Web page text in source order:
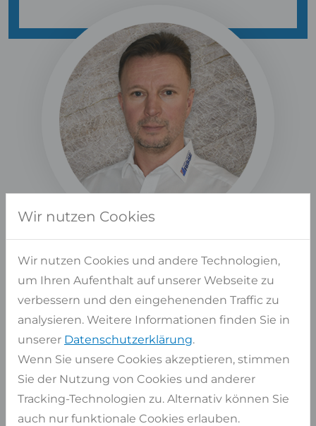
Albert Platte
ABTEILUNGSLEITER VERKAUF
SHOP SERVICE
Kontakt
Wir nutzen Cookies
Wir nutzen Cookies und andere Technologien,
um Ihren Aufenthalt auf unserer Webseite zu
verbessern und den eingehenenden Traffic zu
analysieren. Weitere Informationen finden Sie in
unserer Datenschutzerklärung.
Wenn Sie unsere Cookies akzeptieren, stimmen
Sie der Nutzung von Cookies und anderer
Tracking-Technologien zu. Alternativ können Sie
auch nur funktionale Cookies erlauben.